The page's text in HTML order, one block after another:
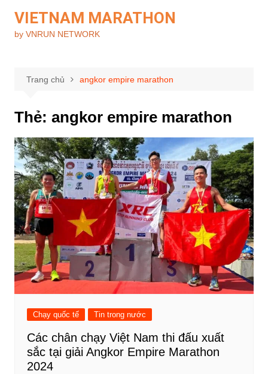
phần
VIETNAM MARATHON
by VNRUN NETWORK
Trang chủ angkor empire marathon
Thẻ: angkor empire marathon
Chạy quốc tế Tin trong nước
Các chân chạy Việt Nam thi đấu xuất
sắc tại giải Angkor Empire Marathon
2024